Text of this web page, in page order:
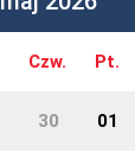
Czw. Pt.
30 01